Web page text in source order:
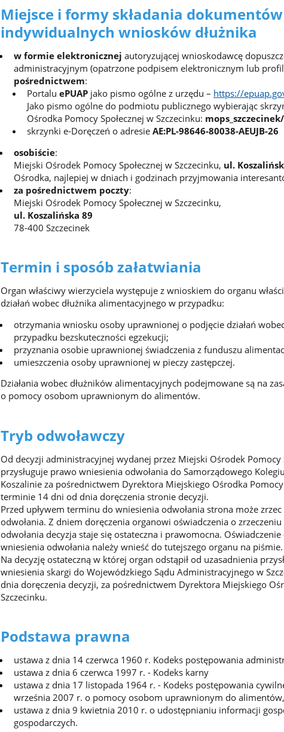
Miejsce i formy składania
indywidualnych wniosków dłużnika
w formie elektronicznej autoryzującej wnioskodawcę
administracyjnym (opatrzone podpisem elektronicznym lub
pośrednictwem:
Portalu ePUAPjako pismo ogólne z urzędu – https://
Jako pismo ogólne do podmiotu publicznego wybierając
Ośrodka Pomocy Społecznej w Szczecinku:
skrzynki e-Doręczeń o adresie AE:PL-98646-80038-AEUJB-26
osobiście:
Miejski Ośrodek Pomocy Społecznej w Szczecinku, ul.
Ośrodka, najlepiej w dniach i godzinach przyjmowania
za pośrednictwem poczty:
Miejski Ośrodek Pomocy Społecznej w Szczecinku,
ul. Koszalińska 89
78-400 Szczecinek
Termin i sposób załatwiania
Organ właściwy wierzyciela występuje z wnioskiem do organu
działań wobec dłużnika alimentacyjnego w przypadku:
otrzymania wniosku osoby uprawnionej o podjęcie działań
przypadku bezskuteczności egzekucji;
przyznania osobie uprawnionej świadczenia z funduszu
umieszczenia osoby uprawnionej w pieczy zastępczej.
Działania wobec dłużników alimentacyjnych podejmowane są na
o pomocy osobom uprawnionym do alimentów.
Tryb odwoławczy
Od decyzji administracyjnej wydanej przez Miejski Ośrodek Pomocy
przysługuje prawo wniesienia odwołania do Samorządowego
Koszalinie za pośrednictwem Dyrektora Miejskiego Ośrodka Pomocy
terminie 14 dni od dnia doręczenia stronie decyzji.
Przed upływem terminu do wniesienia odwołania strona może
odwołania. Z dniem doręczenia organowi oświadczenia o
odwołania decyzja staje się ostateczna i prawomocna.
wniesienia odwołania należy wnieść do tutejszego organu na piśmie.
Na decyzję ostateczną w której organ odstąpił od uzasadnienia
wniesienia skargi do Wojewódzkiego Sądu Administracyjnego w
dnia doręczenia decyzji, za pośrednictwem Dyrektora Miejskiego
Szczecinku.
Podstawa prawna
ustawa z dnia 14 czerwca 1960 r. Kodeks postępowania
ustawa z dnia 6 czerwca 1997 r. - Kodeks karny
ustawa z dnia 17 listopada 1964 r. - Kodeks postępowania
września 2007 r. o pomocy osobom uprawnionym do alimentów,
ustawa z dnia 9 kwietnia 2010 r. o udostępnianiu informacji
gospodarczych.